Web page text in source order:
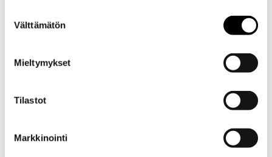
valinta
Välttämätön
Mieltymykset
Tilastot
Markkinointi Kuvaus